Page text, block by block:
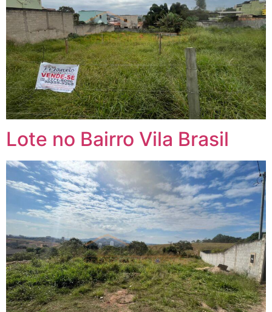
Lote no Bairro Vila Brasil